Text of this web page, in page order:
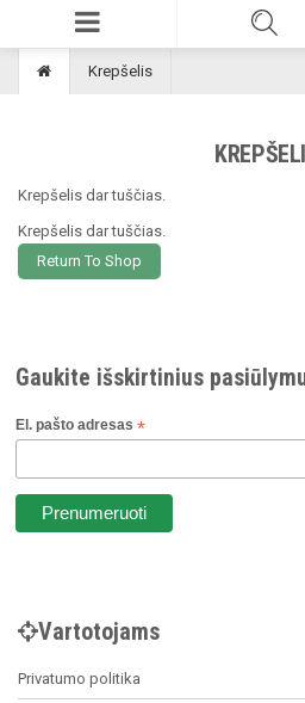
Krepšelis
Krepšelis dar tuščias.
Krepšelis dar tuščias.
Return To Shop
Gaukite išskirtinius
El. pašto adresas*
Vartotojams
Privatumo politika